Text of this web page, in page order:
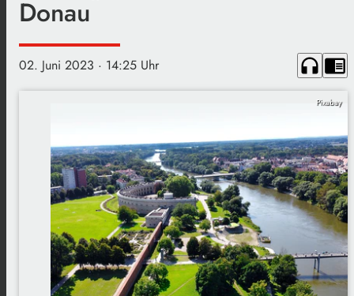
Donau
02. Juni 2023 · 14:25 Uhr headphones chrome_reader_mode
Pixabay